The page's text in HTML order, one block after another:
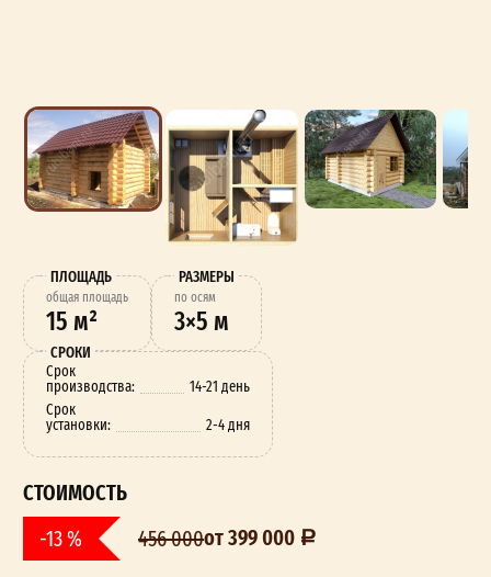
ПЛОЩАДЬ
oбщая площадь
15 м²
РАЗМЕРЫ
по осям
3×5 м
СРОКИ
Срок
производства:
14-21 день
Срок
установки: 2-4 дня
СТОИМОСТЬ
-13 % 456 000от 399 000